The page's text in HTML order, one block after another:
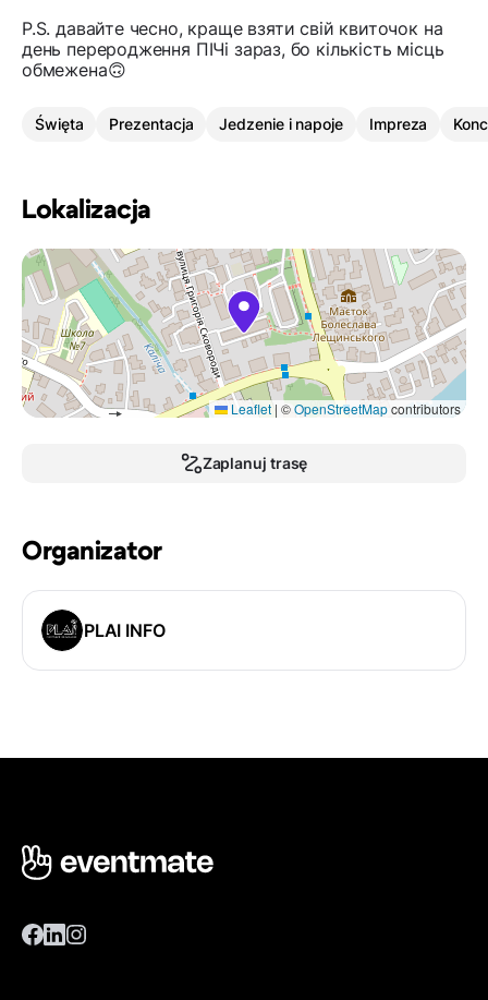
P.S. давайте чесно, краще взяти свій квиточок на
день переродження ПІЧі зараз, бо кількість місць
обмежена🙃
Święta Prezentacja Jedzenie i napoje Impreza
Lokalizacja
Leaflet | ©OpenStreetMapcontributors
Zaplanuj trasę
Organizator
PLAI INFO